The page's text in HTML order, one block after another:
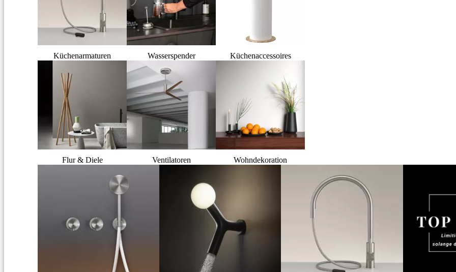
Küchenarmaturen Wasserspender Küchenaccessoires
Flur & Diele Ventilatoren Wohndekoration